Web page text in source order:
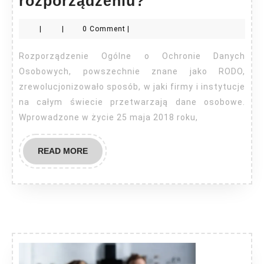
co
powinieneś
wiedzieć
o
nowym
0 Comment
Rozporządzenie Ogólne o Ochronie Danych
Osobowych, powszechnie znane jako RODO,
zrewolucjonizowało sposób, w jaki firmy i instytucje
na całym świecie przetwarzają dane osobowe.
Wprowadzone w życie 25 maja 2018 roku,
READ MOREREAD
MORE